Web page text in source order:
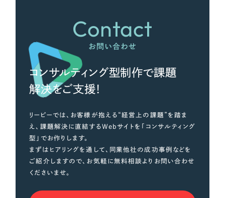
Contact
お問い合わせ
コンサルティング型制作で課題
解決をご支援！
リーピーでは、お客様が抱える“経営上の課題”を踏ま
え、課題解決に直結するWebサイトを「コンサルティング
型」でお作りします。
まずはヒアリングを通して、同業他社の成功事例などを
ご紹介しますので、お気軽に無料相談よりお問い合わせ
くださいませ。